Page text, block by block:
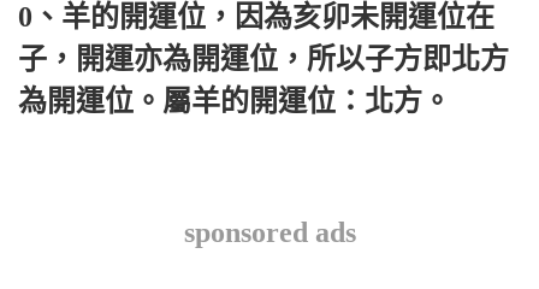
0、羊的開運位，因為亥卯未開運位在
子，開運亦為開運位，所以子方即北方
為開運位。屬羊的開運位：北方。
sponsored ads